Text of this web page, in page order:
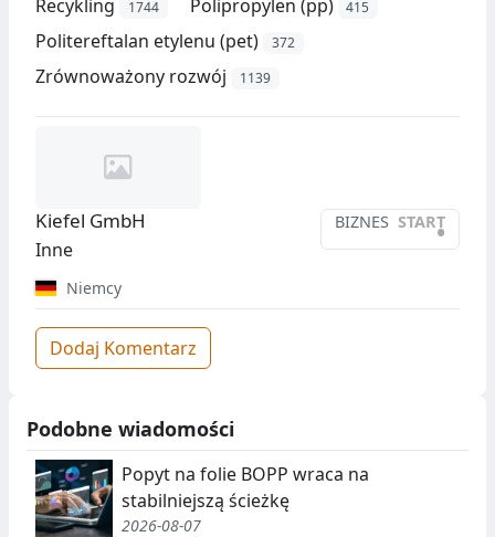
Recykling 1744 Polipropylen (pp) 415
Politereftalan etylenu (pet) 372
Zrównoważony rozwój 1139
BIZNES START
•
Kiefel GmbH
Inne
Niemcy
Dodaj Komentarz
Podobne wiadomości
Popyt na folie BOPP wraca na
stabilniejszą ścieżkę
2026-08-07